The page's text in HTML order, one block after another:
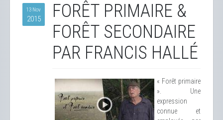
13 Nov
2015
FORÊT PRIMAIRE &
FORÊT SECONDAIRE
PAR FRANCIS HALLÉ
« Forêt primaire
». Une
expression
connue et